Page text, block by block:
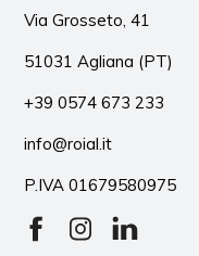
Via Grosseto, 41
51031 Agliana (PT)
+39 0574 673 233
info@roial.it
P.IVA 01679580975